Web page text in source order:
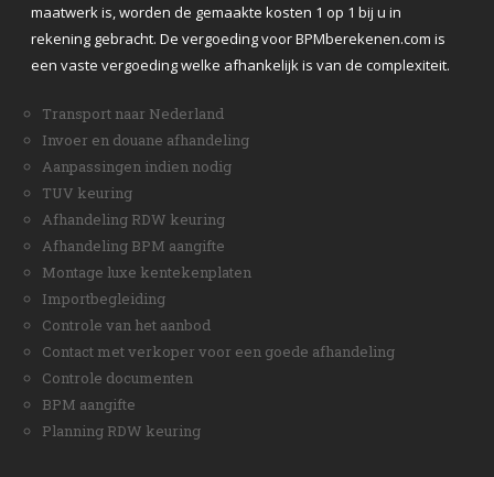
maatwerk is, worden de gemaakte kosten 1 op 1 bij u in
rekening gebracht. De vergoeding voor BPMberekenen.com is
een vaste vergoeding welke afhankelijk is van de complexiteit.
Transport naar Nederland
Invoer en douane afhandeling
Aanpassingen indien nodig
TUV keuring
Afhandeling RDW keuring
Afhandeling BPM aangifte
Montage luxe kentekenplaten
Importbegleiding
Controle van het aanbod
Contact met verkoper voor een goede afhandeling
Controle documenten
BPM aangifte
Planning RDW keuring